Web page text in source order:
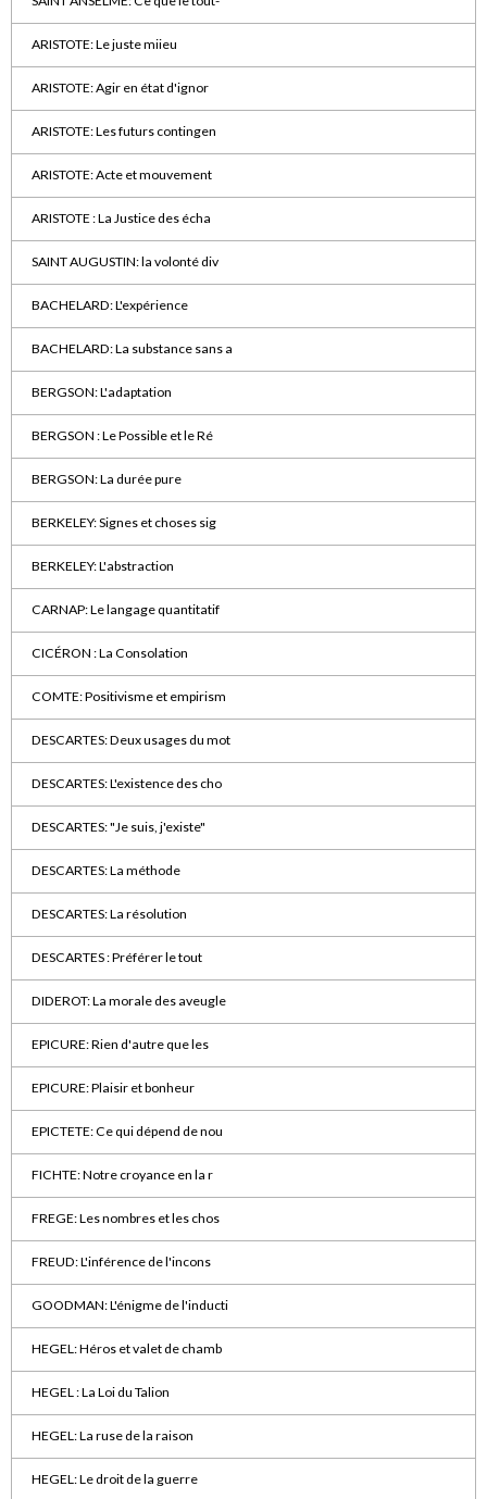
ARISTOTE: Le juste miieu
ARISTOTE: Agir en état d'ignor
ARISTOTE: Les futurs contingen
ARISTOTE: Acte et mouvement
ARISTOTE : La Justice des écha
SAINT AUGUSTIN: la volonté div
BACHELARD: L'expérience
BACHELARD: La substance sans a
BERGSON: L'adaptation
BERGSON : Le Possible et le Ré
BERGSON: La durée pure
BERKELEY: Signes et choses sig
BERKELEY: L'abstraction
CARNAP: Le langage quantitatif
CICÉRON : La Consolation
COMTE: Positivisme et empirism
DESCARTES: Deux usages du mot
DESCARTES: L'existence des cho
DESCARTES: "Je suis, j'existe"
DESCARTES: La méthode
DESCARTES: La résolution
DESCARTES : Préférer le tout
DIDEROT: La morale des aveugle
EPICURE: Rien d'autre que les
EPICURE: Plaisir et bonheur
EPICTETE: Ce qui dépend de nou
FICHTE: Notre croyance en la r
FREGE: Les nombres et les chos
FREUD: L'inférence de l'incons
GOODMAN: L'énigme de l'inducti
HEGEL: Héros et valet de chamb
HEGEL : La Loi du Talion
HEGEL: La ruse de la raison
HEGEL: Le droit de la guerre